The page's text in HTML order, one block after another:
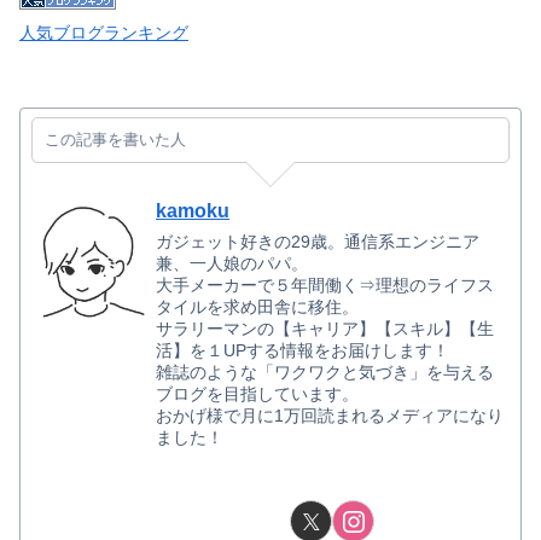
人気ブログランキング
この記事を書いた人
kamoku
ガジェット好きの29歳。通信系エンジニア
兼、一人娘のパパ。
大手メーカーで５年間働く⇒理想のライフス
タイルを求め田舎に移住。
サラリーマンの【キャリア】【スキル】【生
活】を１UPする情報をお届けします！
雑誌のような「ワクワクと気づき」を与える
ブログを目指しています。
おかげ様で月に1万回読まれるメディアになり
ました！